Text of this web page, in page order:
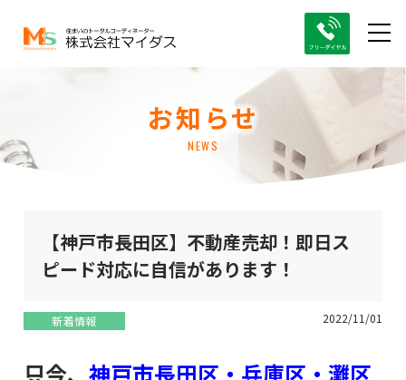
お知らせ
NEWS
【神戸市長田区】不動産売却！即日ス
ピード対応に自信があります！
新着情報 2022/11/01
只今、 神戸市長田区・兵庫区・灘区